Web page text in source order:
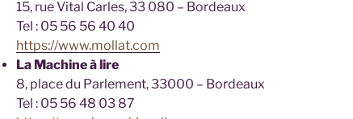
15, rue Vital Carles, 33 080 – Bordeaux
Tel : 05 56 56 40 40
https://www.mollat.com
La Machine à lire
8, place du Parlement, 33000 – Bordeaux
Tel : 05 56 48 03 87